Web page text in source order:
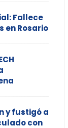
Fallece
en Rosario
y fustigó a
con